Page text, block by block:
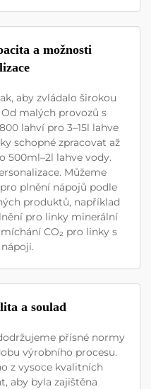
a možnosti
aby zvládalo širokou
malých provozů s
lahví pro 3–15l lahve
schopné zpracovat až
500ml–2l lahve vody.
Můžeme
plnění nápojů podle
produktů, například
pro linky minerální
CO₂ pro linky s
a soulad
přísné normy
výrobního procesu.
z vysoce kvalitních
aby byla zajištěna